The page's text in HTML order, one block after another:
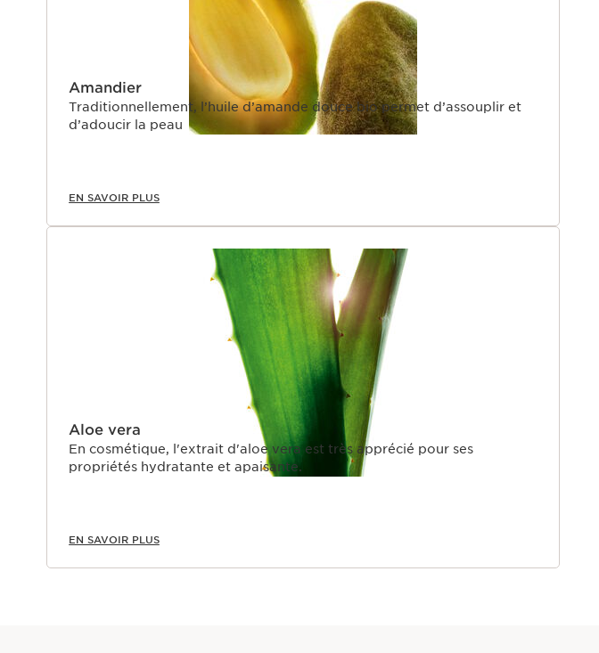
Amandier
Traditionnellement, l’huile d’amande douce bio permet d’assouplir et
d’adoucir la peau
EN SAVOIR PLUS
Aloe vera
En cosmétique, l'extrait d'aloe vera est très apprécié pour ses
propriétés hydratante et apaisante.
EN SAVOIR PLUS